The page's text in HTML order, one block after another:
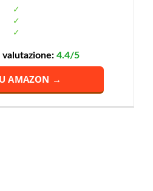
valutazione: 4.4/5
AMAZON →